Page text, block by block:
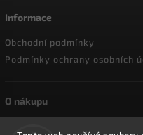
Informace
Obchodní podmínky
Podmínky ochrany osobních
O nákupu